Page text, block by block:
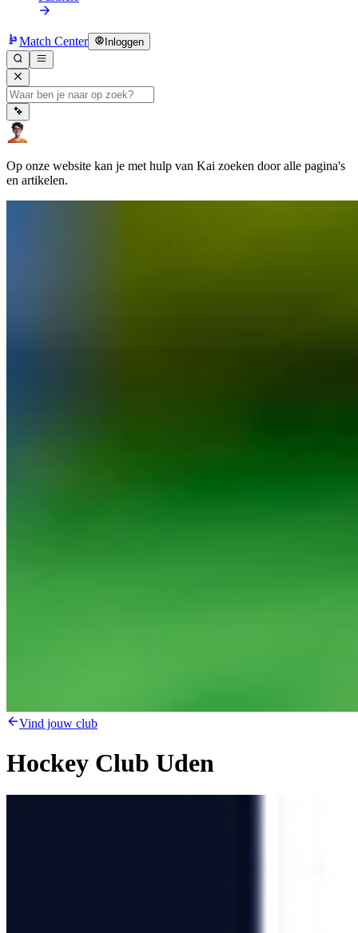
Match Center Inloggen
Op onze website kan je met hulp van Kai zoeken door alle pagina's
en artikelen.
Vind jouw club
Hockey Club Uden